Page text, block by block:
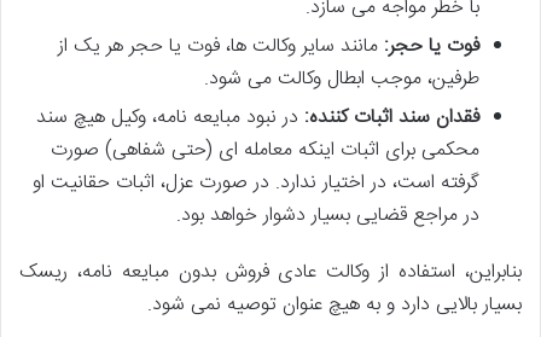
با خطر مواجه می سازد.
فوت یا حجر: مانند سایر وکالت ها، فوت یا حجر هر یک از
طرفین، موجب ابطال وکالت می شود.
فقدان سند اثبات کننده: در نبود مبایعه نامه، وکیل هیچ سند
محکمی برای اثبات اینکه معامله ای (حتی شفاهی) صورت
گرفته است، در اختیار ندارد. در صورت عزل، اثبات حقانیت او
در مراجع قضایی بسیار دشوار خواهد بود.
بنابراین، استفاده از وکالت عادی فروش بدون مبایعه نامه، ریسک
بسیار بالایی دارد و به هیچ عنوان توصیه نمی شود.